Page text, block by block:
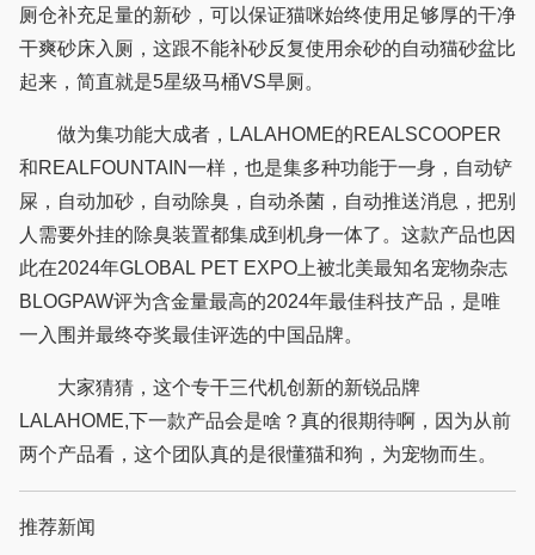
厕仓补充足量的新砂，可以保证猫咪始终使用足够厚的干净
干爽砂床入厕，这跟不能补砂反复使用余砂的自动猫砂盆比
起来，简直就是5星级马桶VS旱厕。
做为集功能大成者，LALAHOME的REALSCOOPER
和REALFOUNTAIN一样，也是集多种功能于一身，自动铲
屎，自动加砂，自动除臭，自动杀菌，自动推送消息，把别
人需要外挂的除臭装置都集成到机身一体了。这款产品也因
此在2024年GLOBAL PET EXPO上被北美最知名宠物杂志
BLOGPAW评为含金量最高的2024年最佳科技产品，是唯
一入围并最终夺奖最佳评选的中国品牌。
大家猜猜，这个专干三代机创新的新锐品牌
LALAHOME,下一款产品会是啥？真的很期待啊，因为从前
两个产品看，这个团队真的是很懂猫和狗，为宠物而生。
推荐新闻